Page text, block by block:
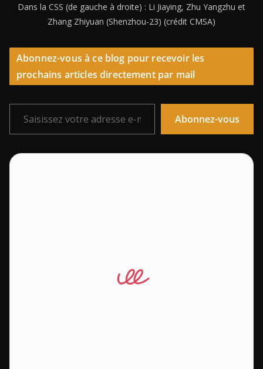
Dans la CSS (de gauche à droite) : Li Jiaying, Zhu Yangzhu et
Zhang Zhiyuan (Shenzhou-23) (crédit CMSA)
Abonnez-vous à ce blog pour recevoir les
prochains articles directement par mail
Saisissez votre adresse e-mail…
Abonnez-vous